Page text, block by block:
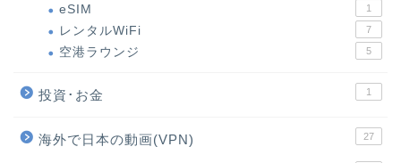
eSIM 1
レンタルWiFi 7
空港ラウンジ 5
投資･お金 1
海外で日本の動画(VPN) 27